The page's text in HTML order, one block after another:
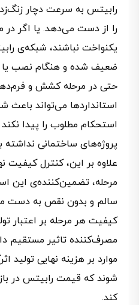
رابیتس به سرعت دچار
را از دست می‌دهد. یا اگر در
یکنواخت نباشند، شبکه‌ی
ضعیف شده و هنگام نصب یا
حتی در مرحله کشش و
استانداردها می‌تواند
استحکام مطلوب را پیدا نکند
پروژه‌های ساختمانی نداشته
علاوه بر این، کنترل کیفیت
مرحله، تضمین‌کننده‌ی این
سالم و بدون نقص به دست
کیفیت هر مرحله بر اعتبار
مصرف‌کننده تاثیر مستقیم
موارد بر هزینه نهایی تولید
شوند که قیمت رابیتس در
کند.